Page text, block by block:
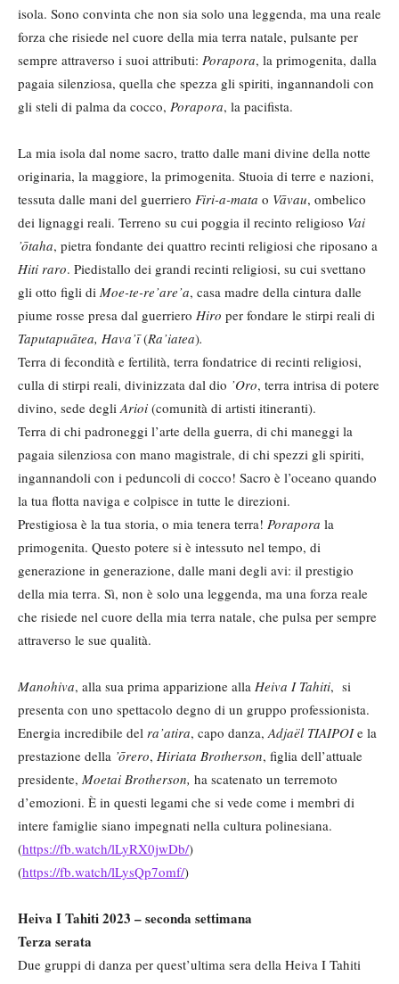
isola. Sono convinta che non sia solo una leggenda, ma una reale
forza che risiede nel cuore della mia terra natale, pulsante per
sempre attraverso i suoi attributi: Porapora, la primogenita, dalla
pagaia silenziosa, quella che spezza gli spiriti, ingannandoli con
gli steli di palma da cocco, Porapora, la pacifista.
La mia isola dal nome sacro, tratto dalle mani divine della notte
originaria, la maggiore, la primogenita. Stuoia di terre e nazioni,
tessuta dalle mani del guerriero Firi-a-mata o Vāvau, ombelico
dei lignaggi reali. Terreno su cui poggia il recinto religioso Vai
’ōtaha, pietra fondante dei quattro recinti religiosi che riposano a
Hiti raro. Piedistallo dei grandi recinti religiosi, su cui svettano
gli otto figli di Moe-te-re’are’a, casa madre della cintura dalle
piume rosse presa dal guerriero Hiro per fondare le stirpi reali di
Taputapuātea, Hava’ī(Ra’iatea).
Terra di fecondità e fertilità, terra fondatrice di recinti religiosi,
culla di stirpi reali, divinizzata dal dio ’Oro, terra intrisa di potere
divino, sede degliArioi (comunità di artisti itineranti).
Terra di chi padroneggi l’arte della guerra, di chi maneggi la
pagaia silenziosa con mano magistrale, di chi spezzi gli spiriti,
ingannandoli con i peduncoli di cocco! Sacro è l’oceano quando
la tua flotta naviga e colpisce in tutte le direzioni.
Prestigiosa è la tua storia, o mia tenera terra! Porapora la
primogenita. Questo potere si è intessuto nel tempo, di
generazione in generazione, dalle mani degli avi: il prestigio
della mia terra. Sì, non è solo una leggenda, ma una forza reale
che risiede nel cuore della mia terra natale, che pulsa per sempre
attraverso le sue qualità.
Manohiva, alla sua prima apparizione alla Heiva I Tahiti, si
presenta con uno spettacolo degno di un gruppo professionista.
Energia incredibile del ra’atira, capo danza,Adjaël TIAIPOIe la
prestazione della ’ōrero, Hiriata Brotherson, figlia dell’attuale
presidente, Moetai Brotherson, ha scatenato un terremoto
d’emozioni. È in questi legami che si vede come i membri di
intere famiglie siano impegnati nella cultura polinesiana.
(https://fb.watch/lLyRX0jwDb/)
(https://fb.watch/lLysQp7omf/)
Heiva I Tahiti 2023 – seconda settimana
Terza serata
Due gruppi di danza per quest’ultima sera della Heiva I Tahiti